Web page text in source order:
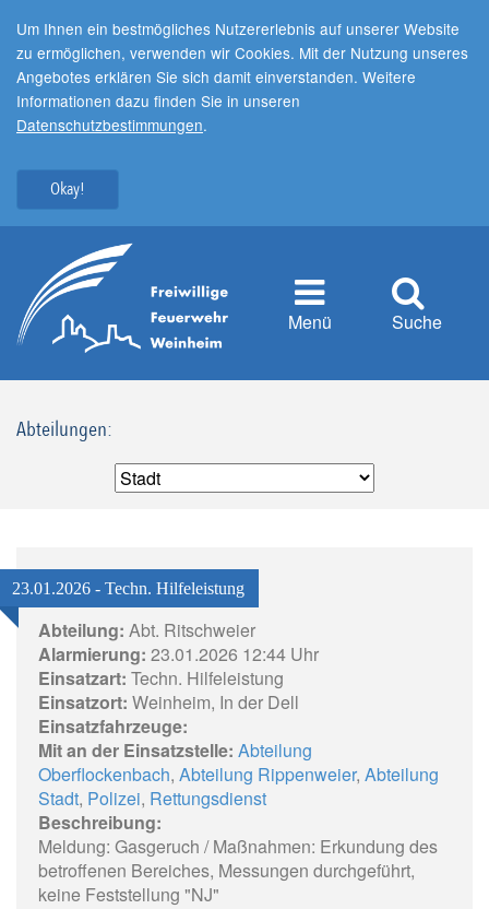
Um Ihnen ein bestmögliches Nutzererlebnis auf unserer Website
zu ermöglichen, verwenden wir Cookies. Mit der Nutzung unseres
Angebotes erklären Sie sich damit einverstanden. Weitere
Informationen dazu finden Sie in unseren
Datenschutzbestimmungen.
Okay!
Menü Suche
Abteilungen:
23.01.2026 - Techn. Hilfeleistung
Abteilung: Abt. Ritschweier
Alarmierung: 23.01.2026 12:44 Uhr
Einsatzart: Techn. Hilfeleistung
Einsatzort: Weinheim, In der Dell
Einsatzfahrzeuge:
Mit an der Einsatzstelle: Abteilung
Oberflockenbach, Abteilung Rippenweier, Abteilung
Stadt, Polizei, Rettungsdienst
Beschreibung:
Meldung: Gasgeruch / Maßnahmen: Erkundung des
betroffenen Bereiches, Messungen durchgeführt,
keine Feststellung "NJ"